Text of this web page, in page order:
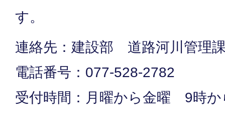
す。
連絡先：建設部 道路河川管理
電話番号：077-528-2782
受付時間：月曜から金曜 9時か